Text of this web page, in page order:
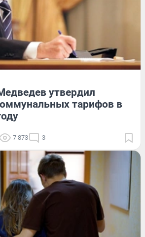
утвердил
тарифов в
7 873 3